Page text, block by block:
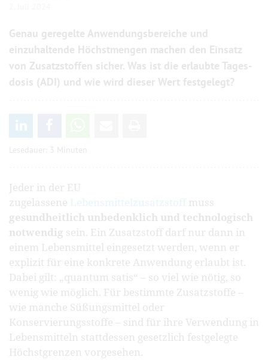
Genau geregelte Anwendungs­bereiche und
einzuhaltende Höchst­mengen machen den Einsatz
von Zusatz­stoffen sicher. Was ist die erlaubte Tages­
dosis (ADI) und wie wird dieser Wert festgelegt?
Lesedauer: 3 Minuten
Jeder in der EU
zugelassene Lebensmittelzusatzstoffmuss
gesundheitlich unbedenklich und technologisch
notwendig sein. Ein Zusatzstoff darf nur dann in
einem Lebensmittel eingesetzt werden, wenn er
explizit für eine konkrete Anwendung erlaubt ist.
Dabei gilt: „quantum satis“ – so viel wie nötig, so
wenig wie möglich. Für bestimmte Zusatzstoffe –
wie manche Süßungsmittel oder
Konservierungsstoffe – sind für ihre Verwendung in
Lebensmitteln stattdessen gesetzlich festgelegte
Höchstgrenzen vorgesehen.